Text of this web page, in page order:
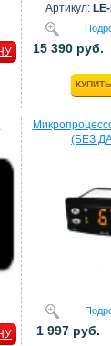
Артикул:
15 390 руб.
(БЕЗ
1 997 руб.